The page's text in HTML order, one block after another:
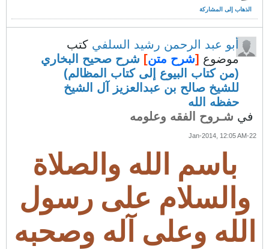
الذهاب إلى المشاركة
أبو عبد الرحمن رشيد السلفي كتب
موضوع [شرح متن] شرح صحيح البخاري
(من كتاب البيوع إلى كتاب المظالم)
للشيخ صالح بن عبدالعزيز آل الشيخ
حفظه الله
في شـروح الفقه وعلومه
22-Jan-2014, 12:05 AM
باسم الله والصلاة
والسلام على رسول
الله وعلى آله وصحبه